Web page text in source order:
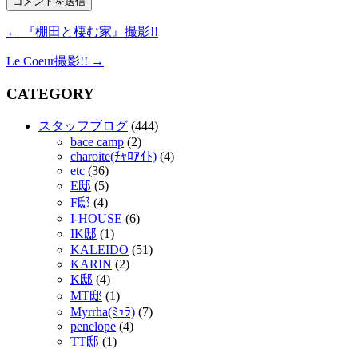
← 『棚田と棲む家』撮影!!
Le Coeur撮影!! →
CATEGORY
スタッフブログ (444)
bace camp (2)
charoite(ﾁｬﾛｱｲﾄ) (4)
etc (36)
E邸 (5)
F邸 (4)
I-HOUSE (6)
IK邸 (1)
KALEIDO (51)
KARIN (2)
K邸 (4)
MT邸 (1)
Myrrha(ﾐｭﾗ) (7)
penelope (4)
TT邸 (1)